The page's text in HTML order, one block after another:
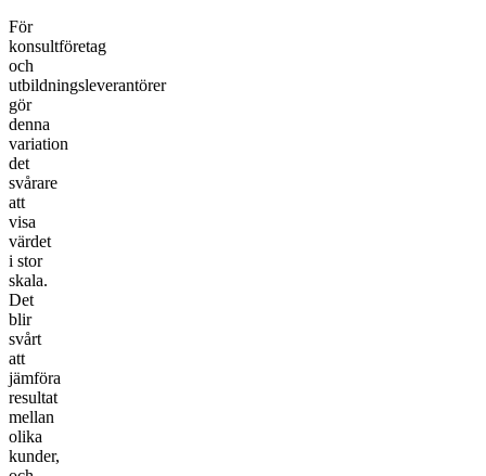
För
konsultföretag
och
utbildningsleverantörer
gör
denna
variation
det
svårare
att
visa
värdet
i stor
skala.
Det
blir
svårt
att
jämföra
resultat
mellan
olika
kunder,